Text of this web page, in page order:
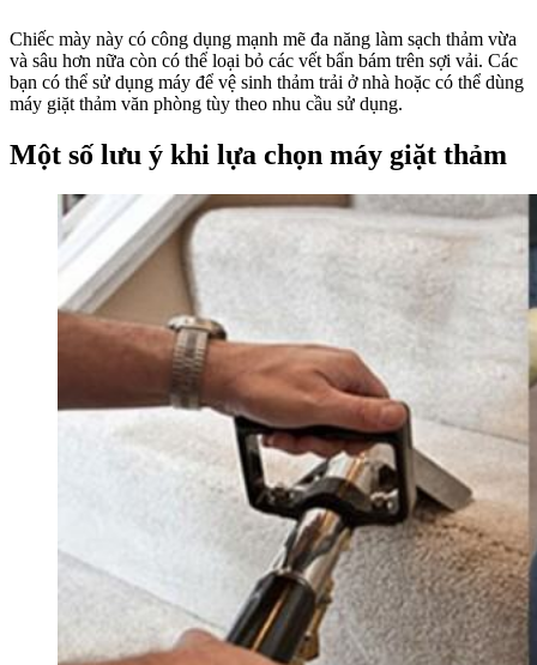
Chiếc mày này có công dụng mạnh mẽ đa năng làm sạch thảm vừa
và sâu hơn nữa còn có thể loại bỏ các vết bẩn bám trên sợi vải. Các
bạn có thể sử dụng máy để vệ sinh thảm trải ở nhà hoặc có thể dùng
máy giặt thảm văn phòng tùy theo nhu cầu sử dụng.
Một số lưu ý khi lựa chọn máy giặt thảm